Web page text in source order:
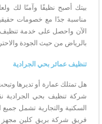
بيتك أصبح نظيفًا وآمنًا لك
مناسبة جدًا مع خصومات
الآن واحصل على خدمة
بالرياض من حيث الجودة
تنظيف عمائر بحي الجرادية
هل تمتلك عمارة أو تديرها
شركة تنظيف بحي الجرادية
السكنية والتجارية تشمل
فريق شركة بريق كلين مجهز